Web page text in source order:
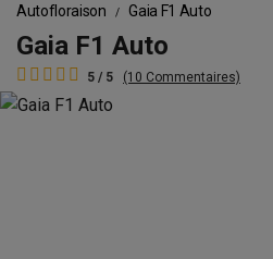
Autofloraison
Gaia F1 Auto
Gaia F1 Auto
5 / 5 (10 Commentaires)